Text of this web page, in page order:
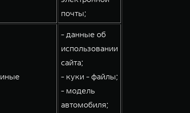
почты;
иные
- данные об
использовании
сайта;
- куки - файлы;
- модель
автомобиля;